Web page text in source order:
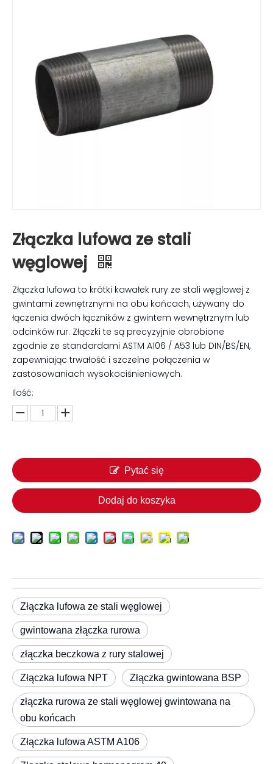
Złączka lufowa ze stali
węglowej
Złączka lufowa to krótki kawałek rury ze stali węglowej z
gwintami zewnętrznymi na obu końcach, używany do
łączenia dwóch łączników z gwintem wewnętrznym lub
odcinków rur. Złączki te są precyzyjnie obrobione
zgodnie ze standardami ASTM A106 / A53 lub DIN/BS/EN,
zapewniając trwałość i szczelne połączenia w
zastosowaniach wysokociśnieniowych.
Ilość:
Pytać się
Dodaj do koszyka
Złączka lufowa ze stali węglowej
gwintowana złączka rurowa
złączka beczkowa z rury stalowej
Złączka lufowa NPT Złączka gwintowana BSP
złączka rurowa ze stali węglowej gwintowana na
obu końcach
Złączka lufowa ASTM A106